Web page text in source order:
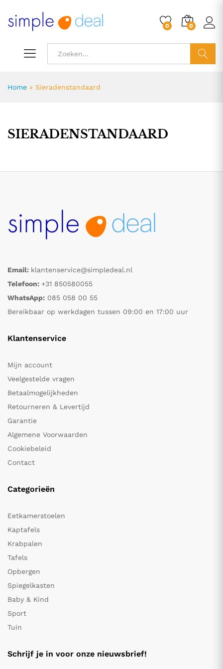
0 0
Home » Sieradenstandaard
SIERADENSTANDAARD
Email: klantenservice@simpledeal.nl
Telefoon: +31 850580055
WhatsApp: 085 058 00 55
Bereikbaar op werkdagen tussen 09:00 en 17:00 uur
Klantenservice
Mijn account
Veelgestelde vragen
Betaalmogelijkheden
Retourneren & Levertijd
Garantie
Algemene Voorwaarden
Cookiebeleid
Contact
Categorieën
Eetkamerstoelen
Kaptafels
Krabpalen
Tafels
Opbergen
Spiegelkasten
Baby & Kind
Sport
Tuin
Schrijf je in voor onze nieuwsbrief!